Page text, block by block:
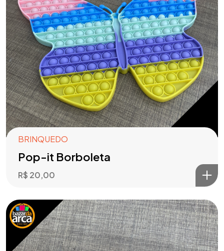
BRINQUEDO
Pop-it Borboleta
R$ 20,00